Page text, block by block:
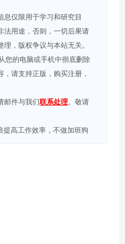
息仅限用于学习和研究目
法用途，否则，一切后果请
，版权争议与本站无关。
您的电脑或手机中彻底删除
，请支持正版，购买注册，
邮件与我们联系处理。敬请
提高工作效率，不做加班狗